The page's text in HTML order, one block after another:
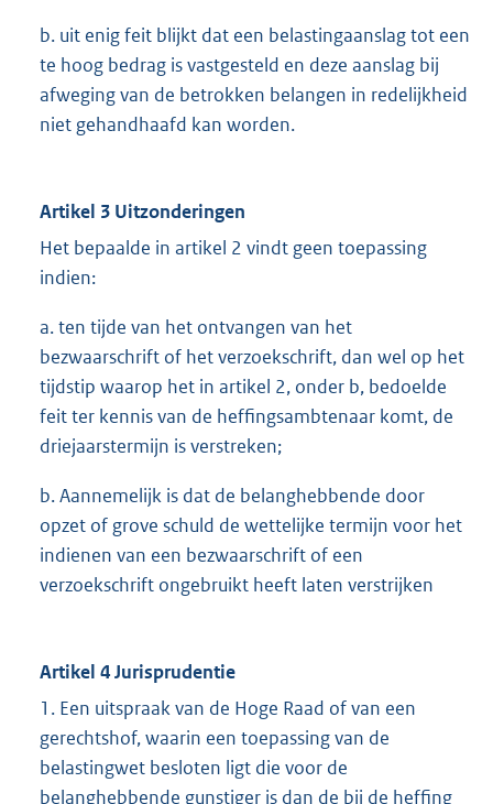
b. uit enig feit blijkt dat een belastingaanslag tot een
te hoog bedrag is vastgesteld en deze aanslag bij
afweging van de betrokken belangen in redelijkheid
niet gehandhaafd kan worden.
Artikel 3 Uitzonderingen
Het bepaalde in artikel 2 vindt geen toepassing
indien:
a. ten tijde van het ontvangen van het
bezwaarschrift of het verzoekschrift, dan wel op het
tijdstip waarop het in artikel 2, onder b, bedoelde
feit ter kennis van de heffingsambtenaar komt, de
driejaarstermijn is verstreken;
b. Aannemelijk is dat de belanghebbende door
opzet of grove schuld de wettelijke termijn voor het
indienen van een bezwaarschrift of een
verzoekschrift ongebruikt heeft laten verstrijken
Artikel 4 Jurisprudentie
1. Een uitspraak van de Hoge Raad of van een
gerechtshof, waarin een toepassing van de
belastingwet besloten ligt die voor de
belanghebbende gunstiger is dan de bij de heffing